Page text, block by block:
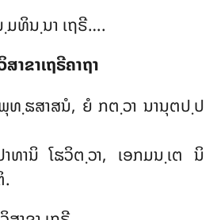
ທິນ຺ນາ ເຖຣີ….
າຂາເຖຣີຄາຖາ
ທ຺ຘສາສນໍ, ຍໍ ກຕ຺ວາ ນານຸຕປ຺ປ
ທານິ ໂຘວິຕ຺ວາ, ເອກມນ຺ເຕ ນິ
.